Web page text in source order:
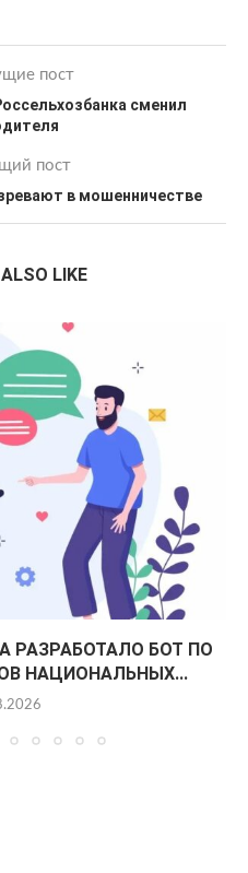
пост
сменил
пост
в мошенничестве
LIKE
РАЗРАБОТАЛО БОТ ПО
НАЦИОНАЛЬНЫХ...